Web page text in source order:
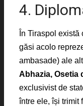
4.
În Tiraspol
găsi acolo
ambasade) ale
Abhazia, Osetia
exclusivist de
între ele, își trimit